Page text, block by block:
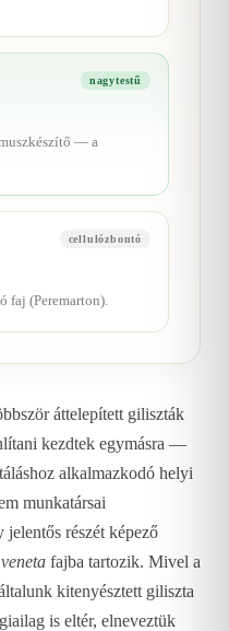
nagytestű
— a
cellulózbontó
faj (Peremarton).
áttelepített giliszták
kezdtek egymásra —
alkalmazkodó helyi
munkatársai
részét képező
fajba tartozik. Mivel a
kitenyésztett giliszta
is eltér, elneveztük